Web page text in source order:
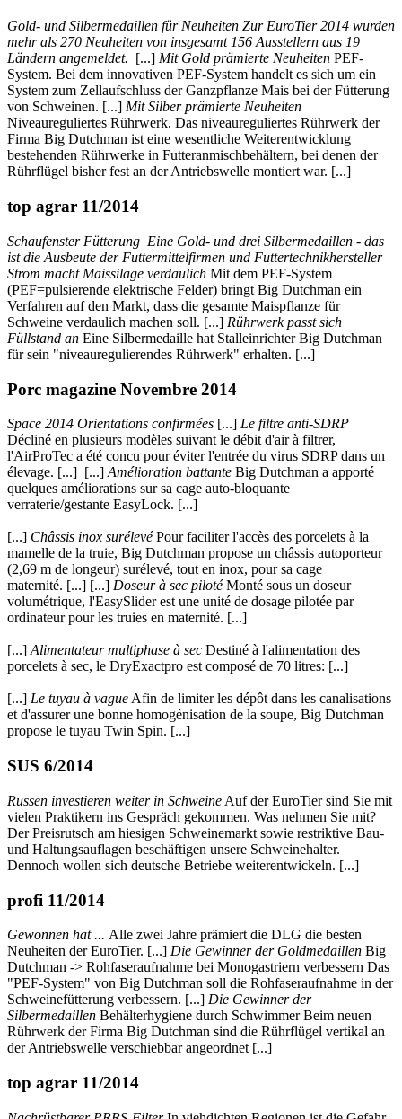
Gold- und Silbermedaillen für Neuheiten Zur EuroTier 2014 wurden
mehr als 270 Neuheiten von insgesamt 156 Ausstellern aus 19
Ländern angemeldet. [...] Mit Gold prämierte Neuheiten PEF-
System. Bei dem innovativen PEF-System handelt es sich um ein
System zum Zellaufschluss der Ganzpflanze Mais bei der Fütterung
von Schweinen. [...] Mit Silber prämierte Neuheiten
Niveaureguliertes Rührwerk. Das niveaureguliertes Rührwerk der
Firma Big Dutchman ist eine wesentliche Weiterentwicklung
bestehenden Rührwerke in Futteranmischbehältern, bei denen der
Rührflügel bisher fest an der Antriebswelle montiert war. [...]
top agrar 11/2014
Schaufenster Fütterung Eine Gold- und drei Silbermedaillen - das
ist die Ausbeute der Futtermittelfirmen und Futtertechnikhersteller
Strom macht Maissilage verdaulich Mit dem PEF-System
(PEF=pulsierende elektrische Felder) bringt Big Dutchman ein
Verfahren auf den Markt, dass die gesamte Maispflanze für
Schweine verdaulich machen soll. [...] Rührwerk passt sich
Füllstand an Eine Silbermedaille hat Stalleinrichter Big Dutchman
für sein "niveauregulierendes Rührwerk" erhalten. [...]
Porc magazine Novembre 2014
Space 2014 Orientations confirmées [...] Le filtre anti-SDRP
Décliné en plusieurs modèles suivant le débit d'air à filtrer,
l'AirProTec a été concu pour éviter l'entrée du virus SDRP dans un
élevage. [...] [...] Amélioration battante Big Dutchman a apporté
quelques améliorations sur sa cage auto-bloquante
verraterie/gestante EasyLock. [...]
[...] Châssis inox surélevéPour faciliter l'accès des porcelets à la
mamelle de la truie, Big Dutchman propose un châssis autoporteur
(2,69 m de longeur) surélevé, tout en inox, pour sa cage
maternité. [...] [...] Doseur à sec pilotéMonté sous un doseur
volumétrique, l'EasySlider est une unité de dosage pilotée par
ordinateur pour les truies en maternité. [...]
[...] Alimentateur multiphase à sec Destiné à l'alimentation des
porcelets à sec, le DryExactpro est composé de 70 litres: [...]
[...] Le tuyau à vague Afin de limiter les dépôt dans les canalisations
et d'assurer une bonne homogénisation de la soupe, Big Dutchman
propose le tuyau Twin Spin. [...]
SUS 6/2014
Russen investieren weiter in Schweine Auf der EuroTier sind Sie mit
vielen Praktikern ins Gespräch gekommen. Was nehmen Sie mit?
Der Preisrutsch am hiesigen Schweinemarkt sowie restriktive Bau-
und Haltungsauflagen beschäftigen unsere Schweinehalter.
Dennoch wollen sich deutsche Betriebe weiterentwickeln. [...]
profi 11/2014
Gewonnen hat ... Alle zwei Jahre prämiert die DLG die besten
Neuheiten der EuroTier. [...] Die Gewinner der Goldmedaillen Big
Dutchman -> Rohfaseraufnahme bei Monogastriern verbessern Das
"PEF-System" von Big Dutchman soll die Rohfaseraufnahme in der
Schweinefütterung verbessern. [...] Die Gewinner der
Silbermedaillen Behälterhygiene durch Schwimmer Beim neuen
Rührwerk der Firma Big Dutchman sind die Rührflügel vertikal an
der Antriebswelle verschiebbar angeordnet [...]
top agrar 11/2014